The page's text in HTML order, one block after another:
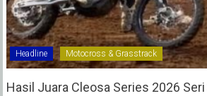
Headline Motocross & Grasstrack
Hasil Juara Cleosa Series 2026